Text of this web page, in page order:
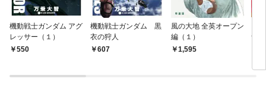
機動戦士ガンダム アグ
レッサー（１）
550
機動戦士ガンダム 黒
衣の狩人
607
風の大地 全英オープン
編（１）
1,595
ナ